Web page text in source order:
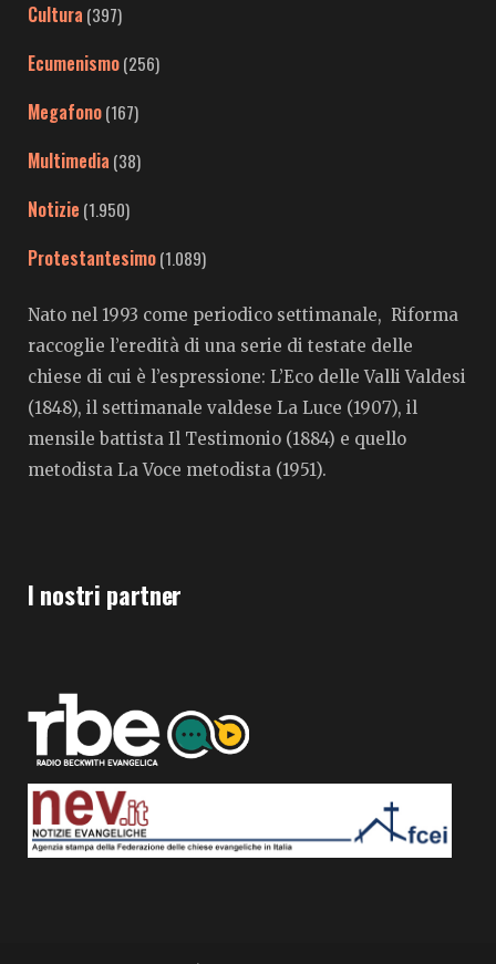
Cultura (397)
Ecumenismo(256)
Megafono(167)
Multimedia (38)
Notizie (1.950)
Protestantesimo(1.089)
Nato nel 1993 come periodico settimanale, Riforma
raccoglie l’eredità di una serie di testate delle
chiese di cui è l’espressione: L’Eco delle Valli Valdesi
(1848), il settimanale valdese La Luce (1907), il
mensile battista Il Testimonio (1884) e quello
metodista La Voce metodista (1951).
I nostri partner